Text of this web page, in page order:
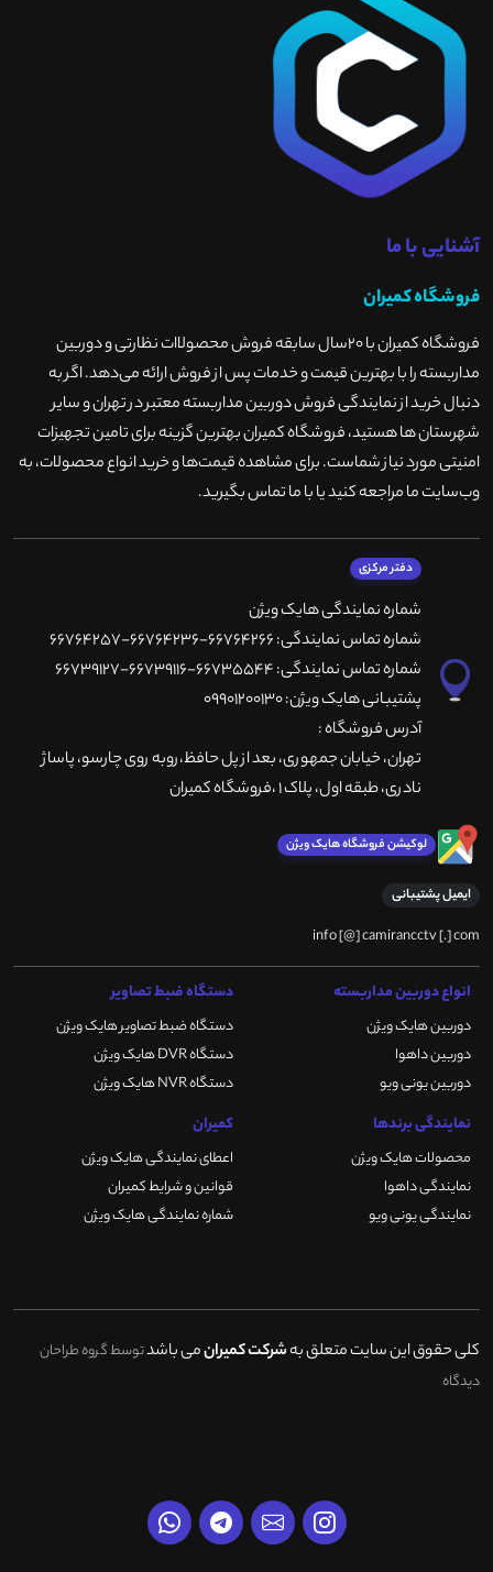
آشنایی با ما
فروشگاه کمیران
فروشگاه کمیران با ۲۰سال سابقه فروش محصولاات نظارتی و دوربین
مداربسته را با بهترین قیمت و خدمات پس از فروش ارائه می‌دهد. اگر به
دنبال خرید از نمایندگی فروش دوربین مداربسته معتبر در تهران و سایر
شهرستان ها هستید، فروشگاه کمیران بهترین گزینه برای تامین تجهیزات
امنیتی مورد نیاز شماست. برای مشاهده قیمت‌ها و خرید انواع محصولات، به
وب‌سایت ما مراجعه کنید یا با ما تماس بگیرید.
دفتر مرکزی
شماره نمایندگی هایک ویژن
شماره تماس نمایندگی: 66764266-66764236-66764257
شماره تماس نمایندگی: 66735544-66739116-66739127
پشتیبانی هایک ویژن: 09901200130
آدرس فروشگاه :
تهران، خيابان جمهوری، بعد از پل حافظ،روبه روی چارسو، پاساژ
نادری، طبقه اول، پلاک 1 ،فروشگاه کمیران
لوکیشن فروشگاه هایک ویژن
ایمیل پشتیبانی
info [@] camirancctv [.] com
انواع دوربین مداربسته
دوربین هایک ویژن
دوربین داهوا
دوربین یونی ویو
دستگاه ضبط تصاویر
دستگاه ضبط تصاویر هایک ویژن
دستگاه DVR هایک ویژن
دستگاه NVR هایک ویژن
نمایندگی برندها
محصولات هایک ویژن
نمایندگی داهوا
نمایندگی یونی ویو
کمیران
اعطای نمایندگی هایک ویژن
قوانین و شرایط کمیران
شماره نمایندگی هایک ویژن
کلی حقوق این سایت متعلق بهشرکت کمیرانمی باشدتوسط گروه طراحان
دیدگاه